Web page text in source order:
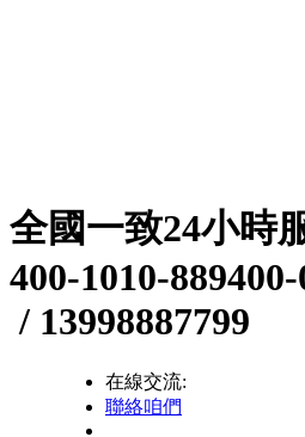
全國一致24小時
400-1010-889
/ 13998887799
在線交流:
聯絡咱們